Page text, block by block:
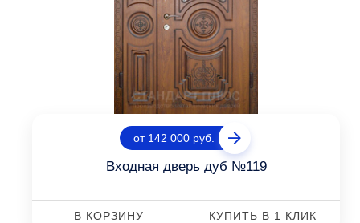
от 142 000 руб.
Входная дверь дуб №119
В КОРЗИНУ КУПИТЬ В 1 КЛИК